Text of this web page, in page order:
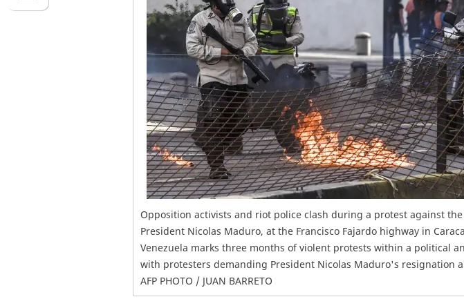
Opposition activists and riot police clash during a protest against
President Nicolas Maduro, at the Francisco Fajardo highway in
Venezuela marks three months of violent protests within a political
with protesters demanding President Nicolas Maduro's resignation
AFP PHOTO / JUAN BARRETO